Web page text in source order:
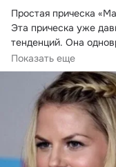
Простая прическа
Эта прическа уже
тенденций. Она
мальвинки...
Показать еще